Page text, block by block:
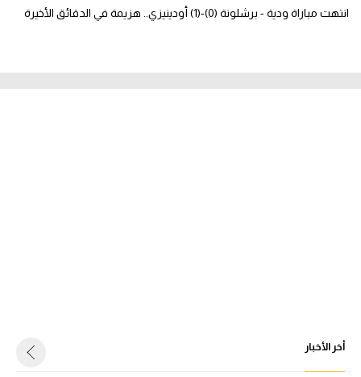
انتهت مباراة ودية - برشلونة (0)-(1) أودينيزي.. هزيمة في الدقائق الأخيرة
أخر الأخبار